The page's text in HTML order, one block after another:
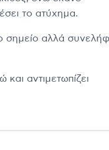
το ατύχημα.
σημείο αλλά
αντιμετωπίζει